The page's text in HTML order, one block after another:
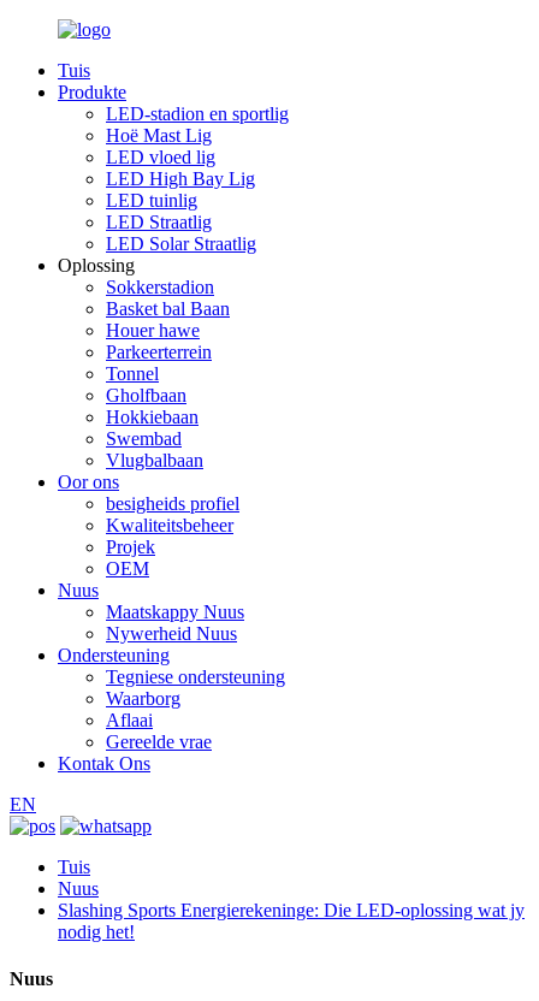
Tuis
Produkte
LED-stadion en sportlig
Hoë Mast Lig
LED vloed lig
LED High Bay Lig
LED tuinlig
LED Straatlig
LED Solar Straatlig
Oplossing
Sokkerstadion
Basket bal Baan
Houer hawe
Parkeerterrein
Tonnel
Gholfbaan
Hokkiebaan
Swembad
Vlugbalbaan
Oor ons
besigheids profiel
Kwaliteitsbeheer
Projek
OEM
Nuus
Maatskappy Nuus
Nywerheid Nuus
Ondersteuning
Tegniese ondersteuning
Waarborg
Aflaai
Gereelde vrae
Kontak Ons
EN
Tuis
Nuus
Slashing Sports Energierekeninge: Die LED-oplossing wat jy
nodig het!
Nuus